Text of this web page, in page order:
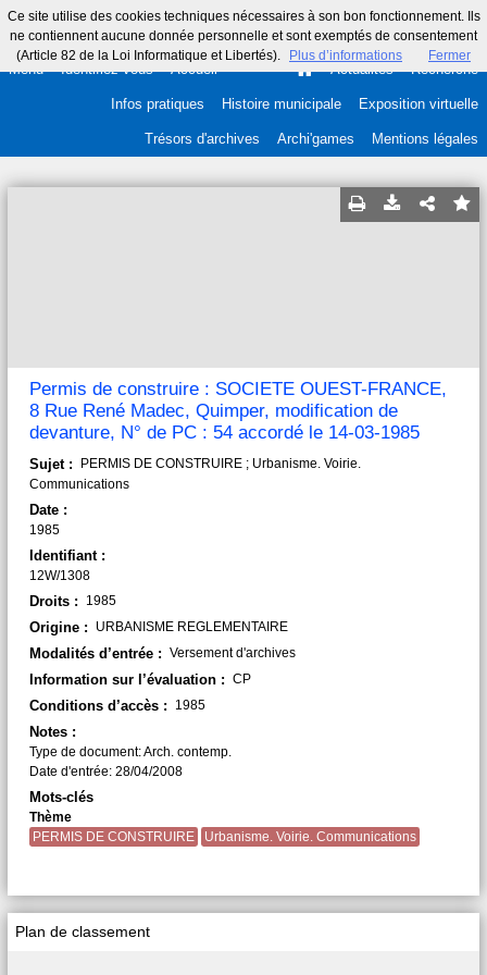
Ce site utilise des cookies techniques nécessaires à son bon fonctionnement. Ils
ne contiennent aucune donnée personnelle et sont exemptés de consentement
(Article 82 de la Loi Informatique et Libertés).
Plus d’informations Fermer
Menu Identifiez-vous Accueil Actualités Recherche
Infos pratiques Histoire municipale Exposition virtuelle
Trésors d'archives Archi'games Mentions légales
Plan de classement
Permis de construire : SOCIETE OUEST-FRANCE,
8 Rue René Madec, Quimper, modification de
devanture, N° de PC : 54 accordé le 14-03-1985
Sujet :
PERMIS DE CONSTRUIRE ; Urbanisme. Voirie.
Communications
Date :
1985
Identifiant :
12W/1308
Droits : 1985
Origine : URBANISME REGLEMENTAIRE
Modalités d’entrée : Versement d'archives
Information sur l’évaluation : CP
Conditions d’accès : 1985
Notes :
Type de document: Arch. contemp.
Date d'entrée: 28/04/2008
Mots-clés
Thème
PERMIS DE CONSTRUIRE
Urbanisme. Voirie. Communications